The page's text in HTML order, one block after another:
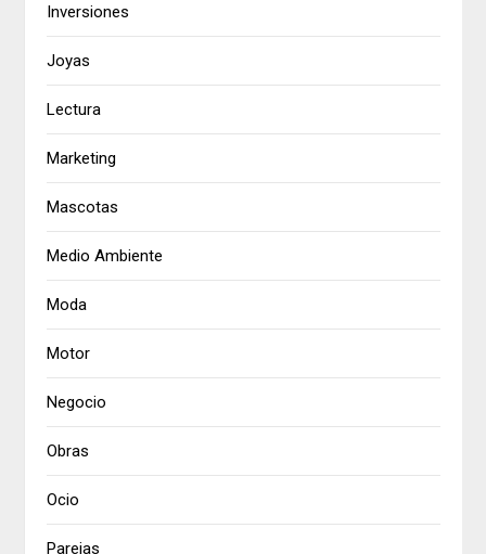
Inversiones
Joyas
Lectura
Marketing
Mascotas
Medio Ambiente
Moda
Motor
Negocio
Obras
Ocio
Parejas